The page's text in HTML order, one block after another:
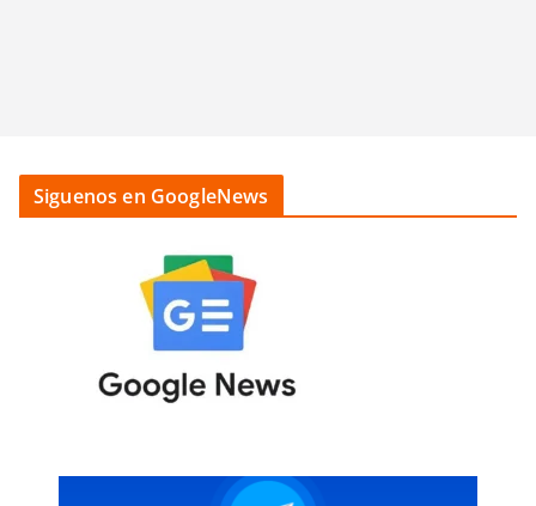
Siguenos en GoogleNews